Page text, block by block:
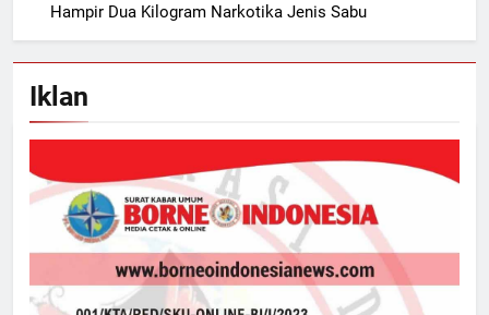
Hampir Dua Kilogram Narkotika Jenis Sabu
Iklan